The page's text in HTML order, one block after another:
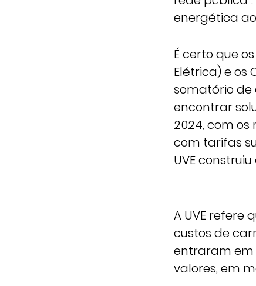
energética
É certo que
Elétrica) e os
somatório de
encontrar
2024, com
com tarifas
UVE
A UVE refere
custos de
entraram em
valores, em